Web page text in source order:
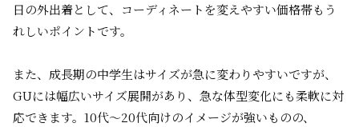
日の外出着として、コーディネートを変えやすい価格帯もう
れしいポイントです。
また、成長期の中学生はサイズが急に変わりやすいですが、
GUには幅広いサイズ展開があり、急な体型変化にも柔軟に対
応できます。10代～20代向けのイメージが強いものの、